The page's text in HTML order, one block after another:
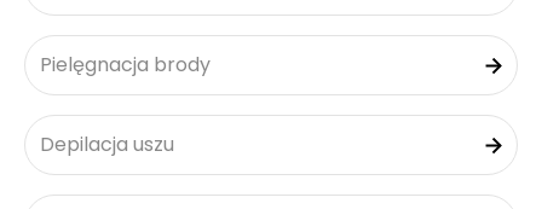
Pielęgnacja brody
Depilacja uszu